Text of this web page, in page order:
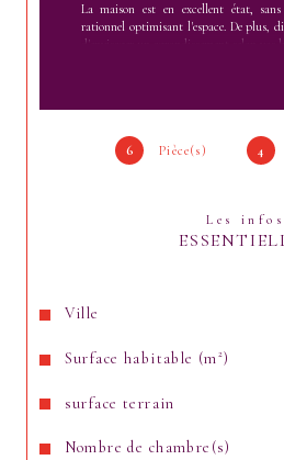
6 Pièce(s) 4
Les infos
Caractéristiques
Ville
Surface habitable (m²)
surface terrain
Nombre de chambre(s)
La maison est en excellent état,
rationnel optimisant l'espace. De plus,
d'envisager un agrandissement selon vos
Ce bien rare allie le charme de
N'hésitez pas à nous contacter pour
organiser une visite. La présente
Commerciaux (RSAC) du Tribunal
sous le numéro 817 778 574.